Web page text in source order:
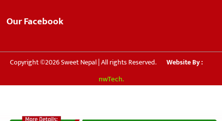
Our Facebook
Copyright ©2026 Sweet Nepal | All rights Reserved. Website By :
nwTech.